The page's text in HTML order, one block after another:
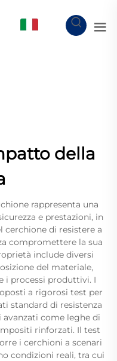
della
rappresenta una
e prestazioni, in
cerchione di resistere a
compromettere la sua
include diversi
del materiale,
i processi produttivi. I
a rigorosi test per
standard di resistenza
come leghe di
rinforzati. Il test
i cerchioni a scenari
condizioni reali, tra cui